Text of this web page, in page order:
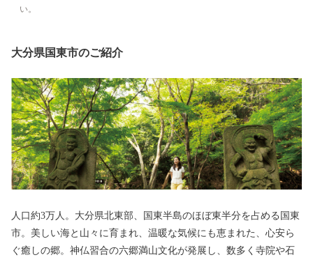
い。
大分県国東市のご紹介
人口約3万人。大分県北東部、国東半島のほぼ東半分を占める国東
市。美しい海と山々に育まれ、温暖な気候にも恵まれた、心安ら
ぐ癒しの郷。神仏習合の六郷満山文化が発展し、数多く寺院や石